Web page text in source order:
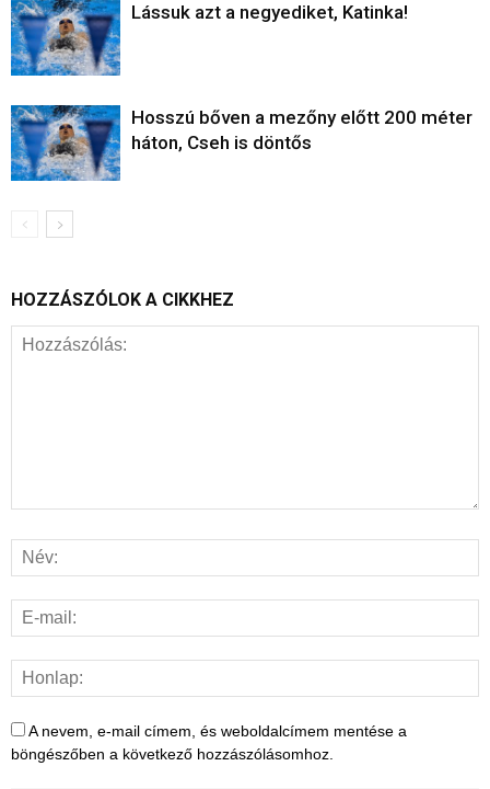
Lássuk azt a negyediket, Katinka!
Hosszú bőven a mezőny előtt 200 méter
háton, Cseh is döntős
HOZZÁSZÓLOK A CIKKHEZ
A nevem, e-mail címem, és weboldalcímem mentése a
böngészőben a következő hozzászólásomhoz.